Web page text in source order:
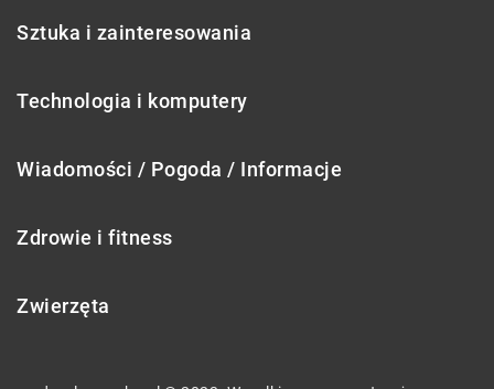
Sztuka i zainteresowania
Technologia i komputery
Wiadomości / Pogoda / Informacje
Zdrowie i fitness
Zwierzęta